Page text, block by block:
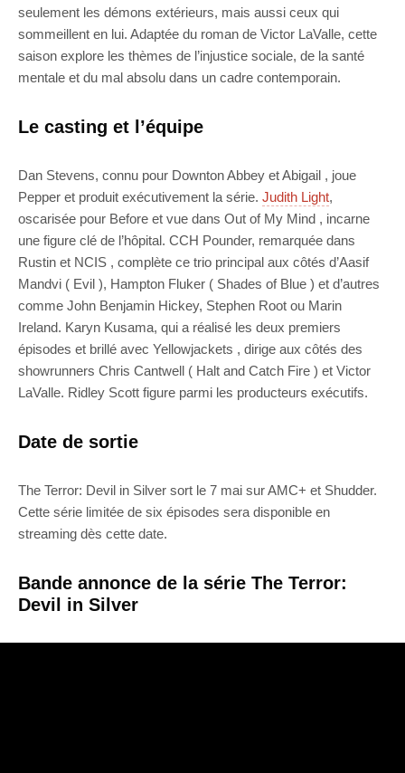
seulement les démons extérieurs, mais aussi ceux qui
sommeillent en lui. Adaptée du roman de Victor LaValle, cette
saison explore les thèmes de l’injustice sociale, de la santé
mentale et du mal absolu dans un cadre contemporain.
Le casting et l’équipe
Dan Stevens, connu pour Downton Abbey et Abigail , joue
Pepper et produit exécutivement la série. Judith Light,
oscarisée pour Before et vue dans Out of My Mind , incarne
une figure clé de l’hôpital. CCH Pounder, remarquée dans
Rustin et NCIS , complète ce trio principal aux côtés d’Aasif
Mandvi ( Evil ), Hampton Fluker ( Shades of Blue ) et d’autres
comme John Benjamin Hickey, Stephen Root ou Marin
Ireland. Karyn Kusama, qui a réalisé les deux premiers
épisodes et brillé avec Yellowjackets , dirige aux côtés des
showrunners Chris Cantwell ( Halt and Catch Fire ) et Victor
LaValle. Ridley Scott figure parmi les producteurs exécutifs.
Date de sortie
The Terror: Devil in Silver sort le 7 mai sur AMC+ et Shudder.
Cette série limitée de six épisodes sera disponible en
streaming dès cette date.
Bande annonce de la série The Terror:
Devil in Silver